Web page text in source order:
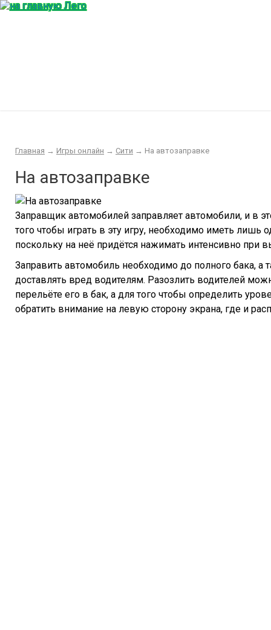
Главная → Игры онлайн → Сити → На автозаправке
На автозаправке
Заправщик автомобилей заправляет автомобили, и в
того чтобы играть в эту игру, необходимо иметь лишь
поскольку на неё придётся нажимать интенсивно при
Заправить автомобиль необходимо до полного бака, а
доставлять вред водителям. Разозлить водителей
перельёте его в бак, а для того чтобы определить
обратить внимание на левую сторону экрана, где и